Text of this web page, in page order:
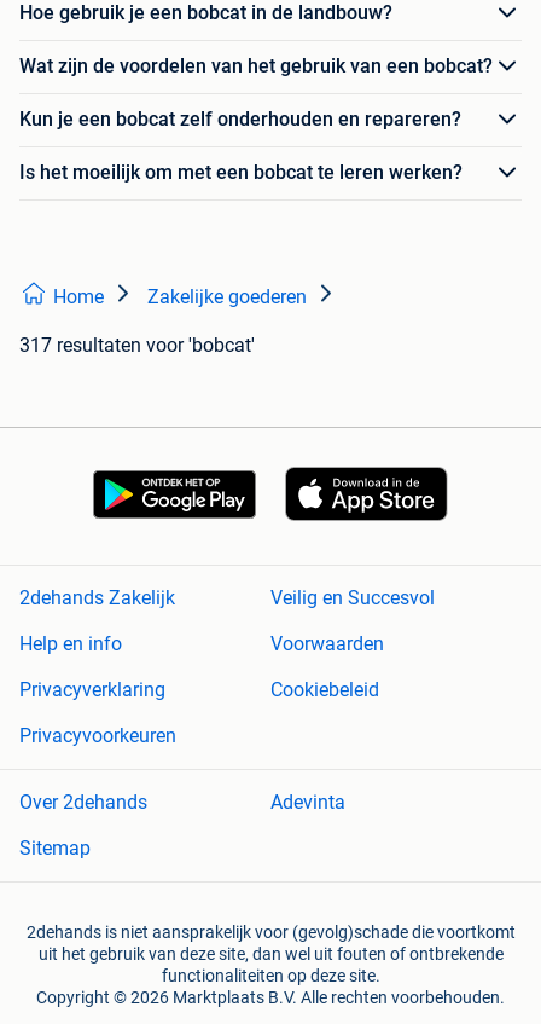
Hoe gebruik je een bobcat in de landbouw?
Wat zijn de voordelen van het gebruik van een bobcat?
Kun je een bobcat zelf onderhouden en repareren?
Is het moeilijk om met een bobcat te leren werken?
Home Zakelijke goederen
317 resultaten voor 'bobcat'
2dehands Zakelijk
Veilig en Succesvol
Help en info
Voorwaarden
Privacyverklaring
Cookiebeleid
Privacyvoorkeuren
Over 2dehands
Adevinta
Sitemap
2dehands is niet aansprakelijk voor (gevolg)schade die voortkomt
uit het gebruik van deze site, dan wel uit fouten of ontbrekende
functionaliteiten op deze site.
Copyright © 2026 Marktplaats B.V. Alle rechten voorbehouden.